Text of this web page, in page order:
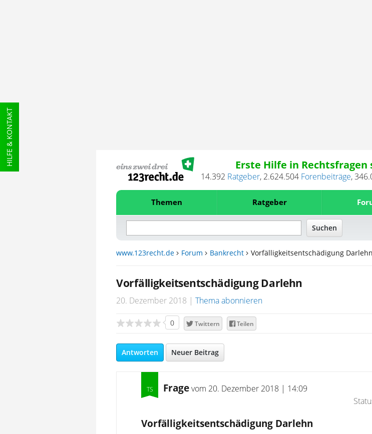
HILFE & KONTAKT Erste Hilfe in Rechtsfragen
14.392 Ratgeber, 2.624.504 Forenbeiträge,
Themen Ratgeber
www.123recht.de Forum Bankrecht Vorfälligkeitsentschädigung Darlehn
Vorfälligkeitsentschädigung Darlehn
20. Dezember 2018 Thema abonnieren
0 Twittern Teilen
Antworten Neuer Beitrag
Fragevom 20. Dezember 2018 | 14:09
Vorfälligkeitsentschädigung Darlehn